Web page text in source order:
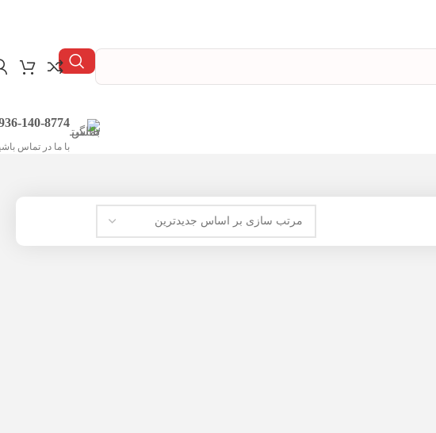
140-8774
با ما در تماس